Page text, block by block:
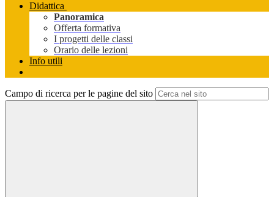
Didattica
Panoramica
Offerta formativa
I progetti delle classi
Orario delle lezioni
Info utili
Campo di ricerca per le pagine del sito